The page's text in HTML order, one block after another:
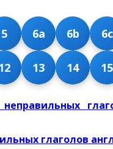
5 6a 6b 6c
13 14 15
глаголов